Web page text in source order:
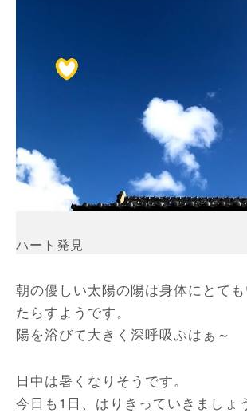
ハート発見
朝の優しい太陽の陽は身体にとて
たらすようです。
陽を浴びて大きく深呼吸ぷはぁ～
日中は暑くなりそうです。
今日も1日、はりきっていきましょ